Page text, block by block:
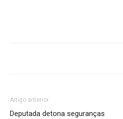
Artigo anterior
Deputada detona seguranças